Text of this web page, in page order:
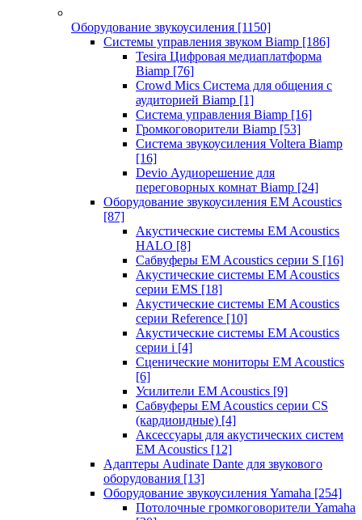
Оборудование звукоусиления [1150]
Системы управления звуком Biamp [186]
Tesira Цифровая медиаплатформа
Biamp [76]
Crowd Mics Система для общения с
аудиторией Biamp [1]
Система управления Biamp [16]
Громкоговорители Biamp [53]
Система звукоусиления Voltera Biamp
[16]
Devio Аудиорешение для
переговорных комнат Biamp [24]
Оборудование звукоусиления EM Acoustics
[87]
Акустические системы EM Acoustics
HALO [8]
Сабвуферы EM Acoustics серии S [16]
Акустические системы EM Acoustics
серии EMS [18]
Акустические системы EM Acoustics
серии Reference [10]
Акустические системы EM Acoustics
серии i [4]
Сценические мониторы EM Acoustics
[6]
Усилители EM Acoustics [9]
Сабвуферы EM Acoustics серии CS
(кардиоидные) [4]
Аксессуары для акустических систем
EM Acoustics [12]
Адаптеры Audinate Dante для звукового
оборудования [13]
Оборудование звукоусиления Yamaha [254]
Потолочные громкоговорители Yamaha